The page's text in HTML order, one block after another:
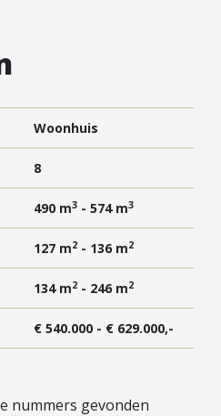
Woonhuis
8
490 m3 - 574 m3
127 m2 - 136 m2
134 m2 - 246 m2
€ 540.000 - € 629.000,-
nummers gevonden